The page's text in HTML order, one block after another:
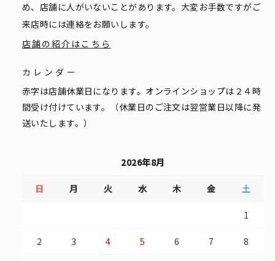
め、店舗に人がいないことがあります。大変お手数ですがご
来店時には連絡をお願いします。
店舗の紹介はこちら
カレンダー
赤字は店舗休業日になります。オンラインショップは２４時
間受け付けています。（休業日のご注文は翌営業日以降に発
送いたします。）
2026年8月
日 月 火 水 木 金 土
1
2 3 4 5 6 7 8